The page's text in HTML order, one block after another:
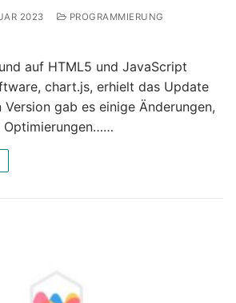
2023
PROGRAMMIERUNG
auf HTML5 und JavaScript
chart.js, erhielt das Update
Version gab es einige Änderungen,
Optimierungen……